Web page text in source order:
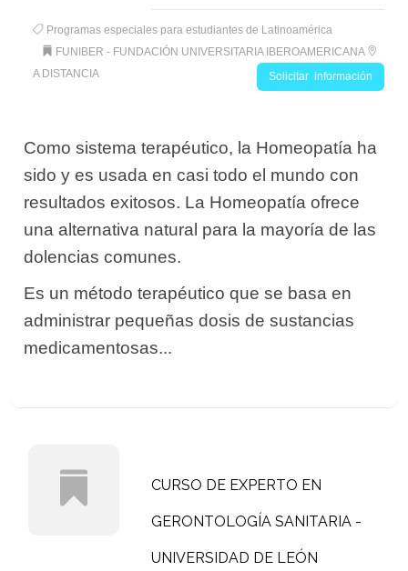
Programas especiales para estudiantes de Latinoamérica
FUNIBER - FUNDACIÓN UNIVERSITARIA IBEROAMERICANA
A DISTANCIA
Solicitar información
Como sistema terapéutico, la Homeopatía ha
sido y es usada en casi todo el mundo con
resultados exitosos. La Homeopatía ofrece
una alternativa natural para la mayoría de las
dolencias comunes.
Es un método terapéutico que se basa en
administrar pequeñas dosis de sustancias
medicamentosas...
CURSO DE EXPERTO EN
GERONTOLOGÍA SANITARIA -
UNIVERSIDAD DE LEÓN